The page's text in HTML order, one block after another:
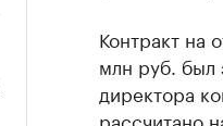
Контракт на
млн руб. был
директора
рассчитано